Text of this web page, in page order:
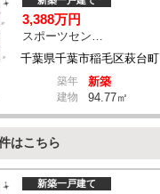
千葉県千葉市稲毛区萩台町
3,388万円
スポーツセンター駅 徒歩11分
築年 新築
建物 94.77㎡
はこちら
新築一戸建て